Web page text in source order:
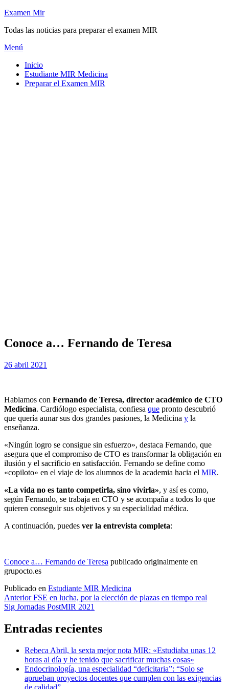
Saltar
contenido
Examen Mir
Todas las noticias para preparar el examen MIR
Menú
Inicio
Estudiante MIR Medicina
Preparar el Examen MIR
Conoce a… Fernando de Teresa
porExamen MIR
Publicada
26 abril 2021
Hablamos con Fernando de Teresa, director académico de CTO
Medicina. Cardiólogo especialista, confiesa que pronto descubrió
que quería aunar sus dos grandes pasiones, la Medicina y la
enseñanza.
«Ningún logro se consigue sin esfuerzo», destaca Fernando, que
asegura que el compromiso de CTO es transformar la obligación en
ilusión y el sacrificio en satisfacción. Fernando se define como
«copiloto» en el viaje de los alumnos de la academia hacia el MIR.
«La vida no es tanto competirla, sino vivirla», y así es como,
según Fernando, se trabaja en CTO y se acompaña a todos lo que
quieren conseguir sus objetivos y su especialidad médica.
A continuación, puedes ver la entrevista completa:
Conoce a… Fernando de Teresa publicado originalmente en
grupocto.es
Publicado en Estudiante MIR Medicina
Navegación
de
entradas
Anterior FSE en lucha, por la elección de plazas en tiempo real
Sig Jornadas PostMIR 2021
Entradas recientes
Rebeca Abril, la sexta mejor nota MIR: «Estudiaba unas 12
horas al día y he tenido que sacrificar muchas cosas»
Endocrinología, una especialidad “deficitaria”: “Solo se
aprueban proyectos docentes que cumplen con las exigencias
de calidad”